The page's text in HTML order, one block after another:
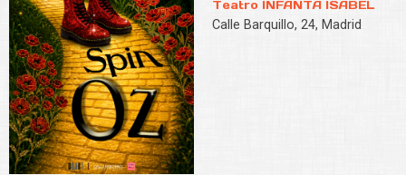
Teatro INFANTA ISABEL
Calle Barquillo, 24, Madrid